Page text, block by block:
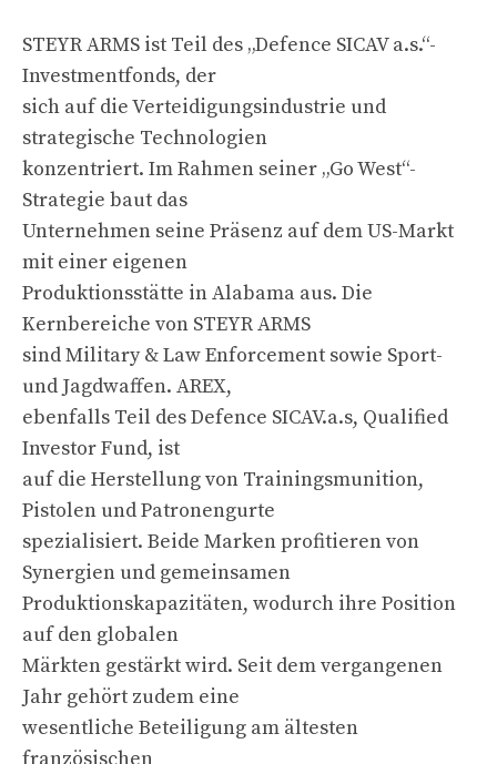
STEYR ARMS ist Teil des „Defence SICAV a.s.“-
Investmentfonds, der
sich auf die Verteidigungsindustrie und
strategische Technologien
konzentriert. Im Rahmen seiner „Go West“-
Strategie baut das
Unternehmen seine Präsenz auf dem US-Markt
mit einer eigenen
Produktionsstätte in Alabama aus. Die
Kernbereiche von STEYR ARMS
sind Military & Law Enforcement sowie Sport-
und Jagdwaffen. AREX,
ebenfalls Teil des Defence SICAV.a.s, Qualified
Investor Fund, ist
auf die Herstellung von Trainingsmunition,
Pistolen und Patronengurte
spezialisiert. Beide Marken profitieren von
Synergien und gemeinsamen
Produktionskapazitäten, wodurch ihre Position
auf den globalen
Märkten gestärkt wird. Seit dem vergangenen
Jahr gehört zudem eine
wesentliche Beteiligung am ältesten
französischen